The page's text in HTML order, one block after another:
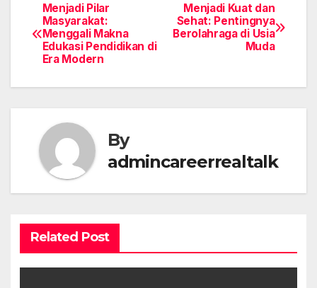
Post
navigation
Menjadi Kuat dan
Sehat: Pentingnya
Berolahraga di Usia
Muda
Menjadi Pilar
Masyarakat:
Menggali Makna
Edukasi Pendidikan di
Era Modern
By
admincareerrealtalk
Related Post